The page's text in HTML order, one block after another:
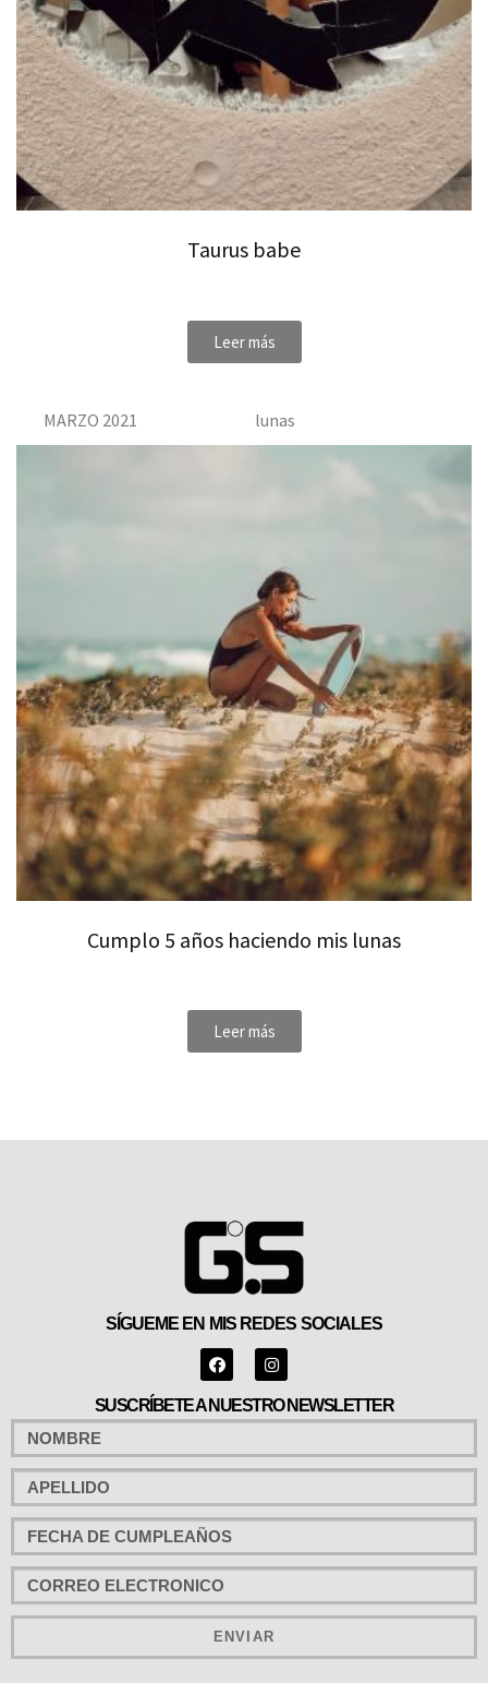
Taurus babe
Leer más
MARZO 2021 lunas
Cumplo 5 años haciendo mis lunas
Leer más
SÍGUEME EN MIS REDES SOCIALES
SUSCRÍBETE A NUESTRO NEWSLETTER
ENVIAR